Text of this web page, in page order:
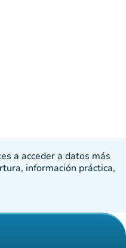
a acceder a datos más
información práctica,